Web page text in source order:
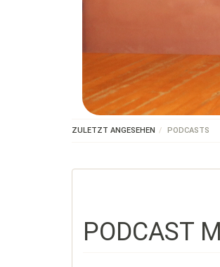
ZULETZT ANGESEHEN PODCASTS
PODCAST